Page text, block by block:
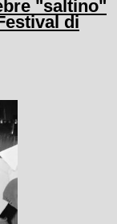
"saltino"
di